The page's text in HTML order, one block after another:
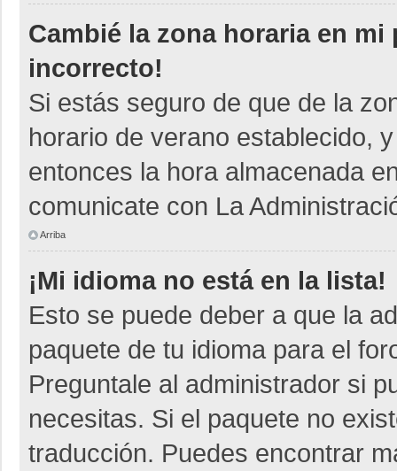
Cambié la zona horaria en
incorrecto!
Si estás seguro de que de la
horario de verano establecido,
entonces la hora almacenada
comunicate con La
Arriba
¡Mi idioma no está en la lista!
Esto se puede deber a que la
paquete de tu idioma para el
Preguntale al administrador si
necesitas. Si el paquete no
traducción. Puedes encontrar